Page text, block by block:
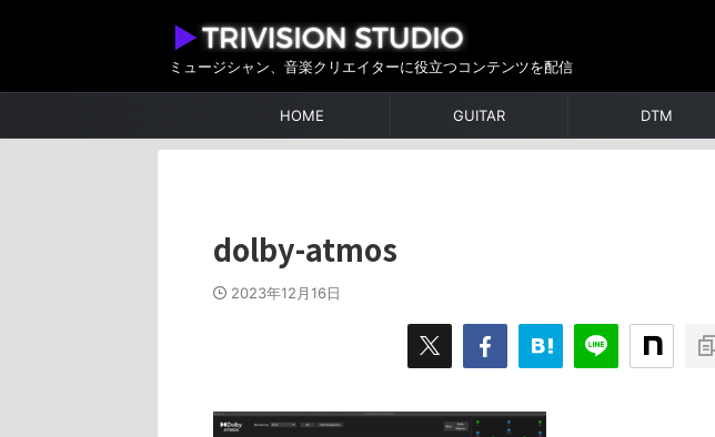
ミュージシャン、音楽クリエイターに役立つコンテンツを配信
HOME GUITAR DTM
dolby-atmos
2023年12月16日